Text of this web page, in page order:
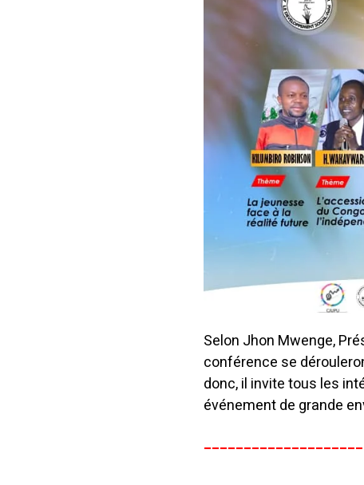
Selon Jhon Mwenge,
conférence se
donc, il invite tous les
événement de grande